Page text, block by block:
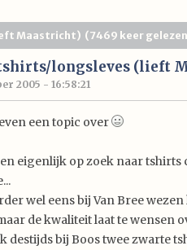
Maastricht) (7469 keer
longsleves (lieft
2005 - 16:58:21
een topic over
eigenlijk op zoek naar tshirts
wel eens bij Van Bree
de kwaliteit laat te wensen
destijds bij Boos twee zwarte